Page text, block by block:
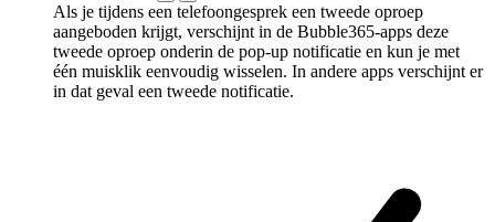
Als je tijdens een telefoongesprek een tweede oproep
aangeboden krijgt, verschijnt in de Bubble365-apps deze
tweede oproep onderin de pop-up notificatie en kun je met
één muisklik eenvoudig wisselen. In andere apps verschijnt er
in dat geval een tweede notificatie.